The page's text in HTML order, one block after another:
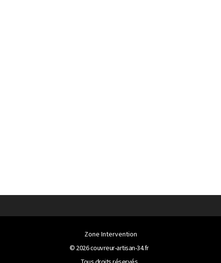
Zone Intervention
© 2026couvreur-artisan-34.fr